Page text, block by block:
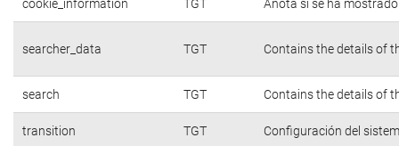
cookie_information TGT Anota si se ha
searcher_data TGT Contains the details of
search TGT Contains the details of
transition TGT Configuración del